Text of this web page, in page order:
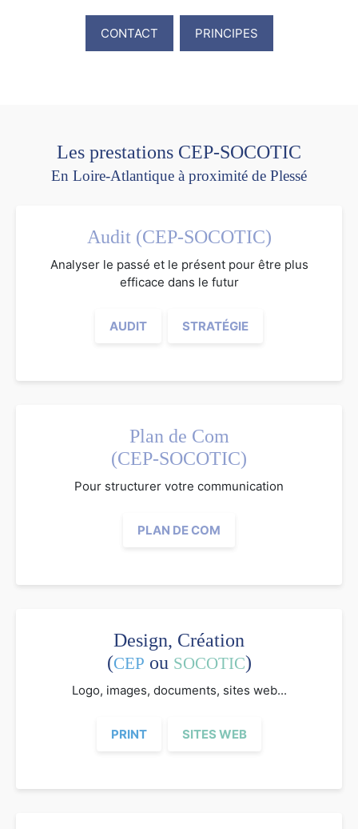
CONTACT PRINCIPES
Les prestations CEP-SOCOTIC
En Loire-Atlantique à proximité de Plessé
Audit (CEP-SOCOTIC)
Analyser le passé et le présent pour être plus
efficace dans le futur
AUDIT STRATÉGIE
Plan de Com
(CEP-SOCOTIC)
Pour structurer votre communication
PLAN DE COM
Design, Création
(CEP ou SOCOTIC)
Logo, images, documents, sites web...
PRINT SITES WEB